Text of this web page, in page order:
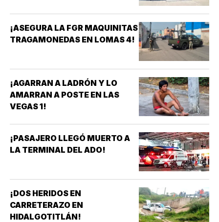
¡ASEGURA LA FGR MAQUINITAS
TRAGAMONEDAS EN LOMAS 4!
¡AGARRAN A LADRÓN Y LO
AMARRAN A POSTE EN LAS
VEGAS 1!
¡PASAJERO LLEGÓ MUERTO A
LA TERMINAL DEL ADO!
¡DOS HERIDOS EN
CARRETERAZO EN
HIDALGOTITLÁN!